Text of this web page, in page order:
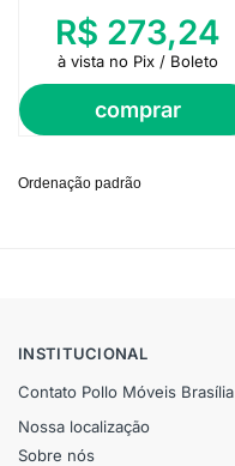
comprar
R$ 273,24
à vista no Pix / Boleto
INSTITUCIONAL
Contato Pollo Móveis Brasília
Nossa localização
Sobre nós